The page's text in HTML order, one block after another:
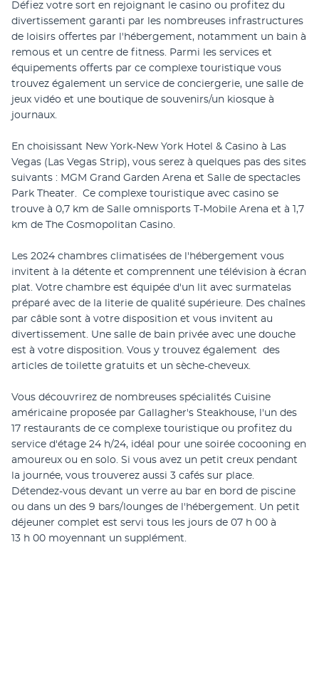
Défiez votre sort en rejoignant le casino ou profitez du
divertissement garanti par les nombreuses infrastructures
de loisirs offertes par l'hébergement, notamment un bain à
remous et un centre de fitness. Parmi les services et
équipements offerts par ce complexe touristique vous
trouvez également un service de conciergerie, une salle de
jeux vidéo et une boutique de souvenirs/un kiosque à
journaux.
En choisissant New York-New York Hotel & Casino à Las
Vegas (Las Vegas Strip), vous serez à quelques pas des sites
suivants : MGM Grand Garden Arena et Salle de spectacles
Park Theater.  Ce complexe touristique avec casino se
trouve à 0,7 km de Salle omnisports T-Mobile Arena et à 1,7
km de The Cosmopolitan Casino.
Les 2024 chambres climatisées de l'hébergement vous
invitent à la détente et comprennent une télévision à écran
plat. Votre chambre est équipée d'un lit avec surmatelas
préparé avec de la literie de qualité supérieure. Des chaînes
par câble sont à votre disposition et vous invitent au
divertissement. Une salle de bain privée avec une douche
est à votre disposition. Vous y trouvez également  des
articles de toilette gratuits et un sèche-cheveux.
Vous découvrirez de nombreuses spécialités Cuisine
américaine proposée par Gallagher's Steakhouse, l'un des
17 restaurants de ce complexe touristique ou profitez du
service d'étage 24 h/24, idéal pour une soirée cocooning en
amoureux ou en solo. Si vous avez un petit creux pendant
la journée, vous trouverez aussi 3 cafés sur place.
Détendez-vous devant un verre au bar en bord de piscine
ou dans un des 9 bars/lounges de l'hébergement. Un petit
déjeuner complet est servi tous les jours de 07 h 00 à
13 h 00 moyennant un supplément.